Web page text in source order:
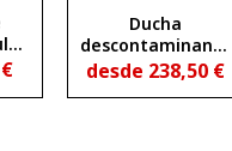
€
Ducha
descontaminante
portátil
desde 238,50 €